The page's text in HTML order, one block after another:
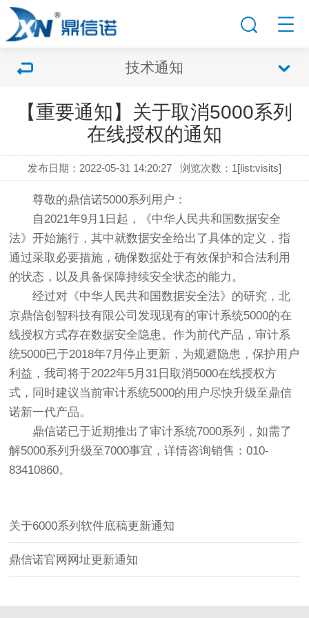
技术通知
【重要通知】关于取消5000系列
在线授权的通知
发布日期：2022-05-31 14:20:27 浏览次数：1[list:visits]
尊敬的鼎信诺5000系列用户：
自2021年9月1日起，《中华人民共和国数据安全
法》开始施行，其中就数据安全给出了具体的定义，指
通过采取必要措施，确保数据处于有效保护和合法利用
的状态，以及具备保障持续安全状态的能力。
经过对《中华人民共和国数据安全法》的研究，北
京鼎信创智科技有限公司发现现有的审计系统5000的在
线授权方式存在数据安全隐患。作为前代产品，审计系
统5000已于2018年7月停止更新，为规避隐患，保护用户
利益，我司将于2022年5月31日取消5000在线授权方
式，同时建议当前审计系统5000的用户尽快升级至鼎信
诺新一代产品。
鼎信诺已于近期推出了审计系统7000系列，如需了
解5000系列升级至7000事宜，详情咨询销售：010-
83410860。
关于6000系列软件底稿更新通知
鼎信诺官网网址更新通知